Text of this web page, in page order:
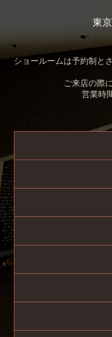
東
ショールームは予約制と
ご来店の際
営業時